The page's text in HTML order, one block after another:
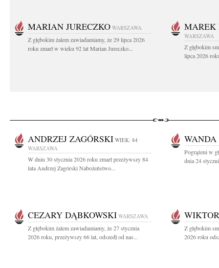
MARIAN JURECZKO WARSZAWA
Z głębokim żalem zawiadamiamy, że 29 lipca 2026
roku zmarł w wieku 92 lat Marian Jureczko...
MAREK
WARSZAWA
Z głębokim
lipca 2026
ANDRZEJ ZAGÓRSKI WIEK: 84
WARSZAWA
W dniu 30 stycznia 2026 roku zmarł przeżywszy 84
lata Andrzej Zagórski Nabożeństwo...
WANDA
Pogrążeni w
dnia 24
CEZARY DĄBKOWSKI WARSZAWA
Z głębokim żalem zawiadamiamy, że 27 stycznia
2026 roku, przeżywszy 66 lat, odszedł od nas...
Z głębokim
2026 roku